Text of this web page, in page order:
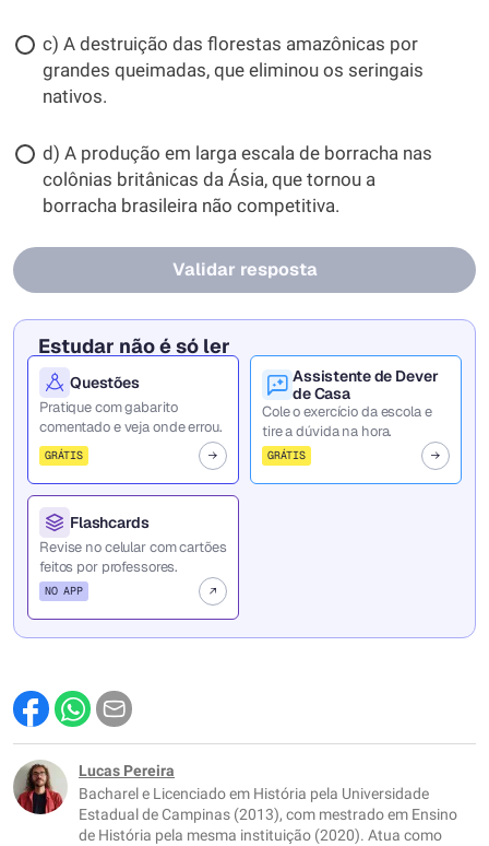
c) A destruição das florestas amazônicas por
grandes queimadas, que eliminou os seringais
nativos.
d) A produção em larga escala de borracha nas
colônias britânicas da Ásia, que tornou a
borracha brasileira não competitiva.
Validar resposta
Estudar não é só ler
Questões
Pratique com gabarito
comentado e veja onde errou.
GRÁTIS
Assistente de Dever
de Casa
Cole o exercício da escola e
tire a dúvida na hora.
GRÁTIS
Flashcards
Revise no celular com cartões
feitos por professores.
NO APP
Lucas Pereira
Bacharel e Licenciado em História pela Universidade
Estadual de Campinas (2013), com mestrado em Ensino
de História pela mesma instituição (2020). Atua como